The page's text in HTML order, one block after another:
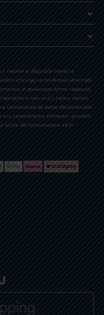
relative a dispositivi medici e
chirurgici e medicinali veterinari
in qualunque forma realizzati,
tecniche e non, ecc.), hanno natura
conoscenza da parte del potenziale
e/o caratteristica attinente i prodotti
tutela del consumatore ed in